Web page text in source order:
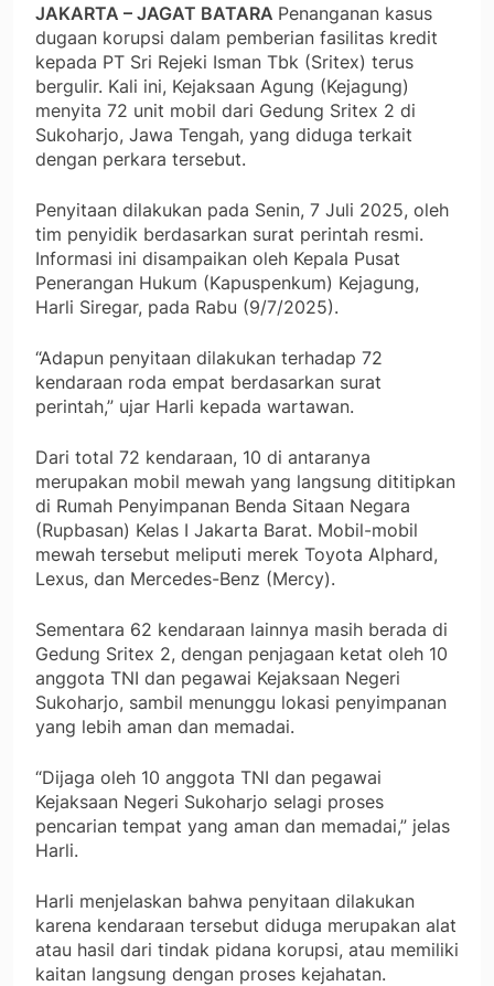
JAKARTA – JAGAT BATARA Penanganan kasus
dugaan korupsi dalam pemberian fasilitas kredit
kepada PT Sri Rejeki Isman Tbk (Sritex) terus
bergulir. Kali ini, Kejaksaan Agung (Kejagung)
menyita 72 unit mobil dari Gedung Sritex 2 di
Sukoharjo, Jawa Tengah, yang diduga terkait
dengan perkara tersebut.
Penyitaan dilakukan pada Senin, 7 Juli 2025, oleh
tim penyidik berdasarkan surat perintah resmi.
Informasi ini disampaikan oleh Kepala Pusat
Penerangan Hukum (Kapuspenkum) Kejagung,
Harli Siregar, pada Rabu (9/7/2025).
“Adapun penyitaan dilakukan terhadap 72
kendaraan roda empat berdasarkan surat
perintah,” ujar Harli kepada wartawan.
Dari total 72 kendaraan, 10 di antaranya
merupakan mobil mewah yang langsung dititipkan
di Rumah Penyimpanan Benda Sitaan Negara
(Rupbasan) Kelas I Jakarta Barat. Mobil-mobil
mewah tersebut meliputi merek Toyota Alphard,
Lexus, dan Mercedes-Benz (Mercy).
Sementara 62 kendaraan lainnya masih berada di
Gedung Sritex 2, dengan penjagaan ketat oleh 10
anggota TNI dan pegawai Kejaksaan Negeri
Sukoharjo, sambil menunggu lokasi penyimpanan
yang lebih aman dan memadai.
“Dijaga oleh 10 anggota TNI dan pegawai
Kejaksaan Negeri Sukoharjo selagi proses
pencarian tempat yang aman dan memadai,” jelas
Harli.
Harli menjelaskan bahwa penyitaan dilakukan
karena kendaraan tersebut diduga merupakan alat
atau hasil dari tindak pidana korupsi, atau memiliki
kaitan langsung dengan proses kejahatan.